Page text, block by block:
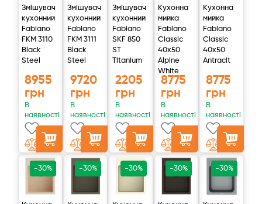
механічних домішок перед мембраною зворотного осмосу.
Четвертий ступінь
Основний етап фільтрації. Вода після попереднього
очищення потрапляє на мембрану, яка надійно утримує
99,8% забруднень.
П'ятий ступінь
Вугільний постфільтр надає очищеної води легкий, трохи
солодкуватий присмак.
Обслуговування
Обслуговування фільтру потребує періодичної заміни
Змішувач
кухонний
Fabiano
FKM 3110
Black
Steel
8955
грн
В
наявності
Змішувач
кухонний
Fabiano
FKM 3111
Black
Steel
9720
грн
В
наявності
Змішувач
кухонний
Fabiano
SKF 850
ST
Titanium
2205
грн
В
наявності
Кухонна
мийка
Fabiano
Classic
40x50
Alpine
White
8775
грн
В
наявності
Кухонна
мийка
Fabiano
Classic
40x50
Antracit
8775
грн
В
наявності
-30% -30% -30% -30% -30%